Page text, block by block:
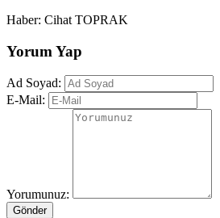
Haber: Cihat TOPRAK
Yorum Yap
Ad Soyad:
E-Mail:
Yorumunuz:
Gönder